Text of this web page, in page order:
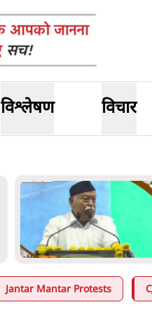
विश्लेषण विचार
Jantar Mantar Protests